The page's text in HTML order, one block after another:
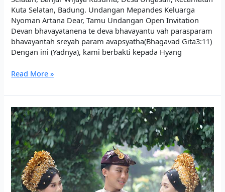
Kuta Selatan, Badung. Undangan Mepandes Keluarga
Nyoman Artana Dear, Tamu Undangan Open Invitation
Devan bhavayatanena te deva bhavayantu vah parasparam
bhavayantah sreyah param avapsyatha(Bhagavad Gita3:11)
Dengan ini (Yadnya), kami berbakti kepada Hyang
Read More »
Mepandes